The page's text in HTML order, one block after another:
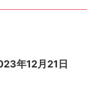
年12月21日